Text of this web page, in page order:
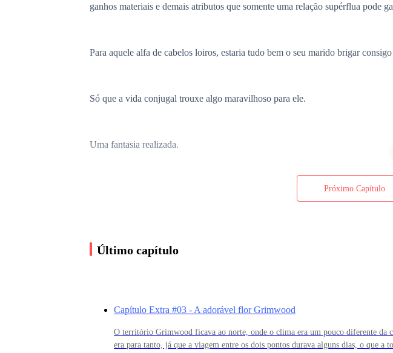
ganhos materiais e demais atributos que somente uma relação supérflua pode
Para aquele alfa de cabelos loiros, estaria tudo bem o seu marido brigar
Só que a vida conjugal trouxe algo maravilhoso para ele.
Uma fantasia realizada.
quente e sua pele emanava um forte cheiro de vinho adocicado que deixava o
Os seus instintos se agarravam à carne nua do ômega com possessividade,
Próximo Capítulo
Último capítulo
Capítulo Extra #03 - A adorável flor Grimwood
O território Grimwood ficava ao norte, onde o clima era um pouco diferente da
era para tanto, já que a viagem entre os dois pontos durava alguns dias, o que a